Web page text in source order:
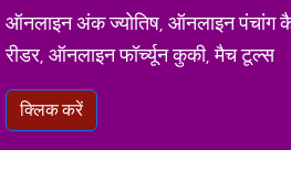
ऑनलाइन अंक ज्योतिष, ऑनलाइन पंचांग
रीडर, ऑनलाइन फॉर्च्यून कुकी, मैच टूल्स
क्लिक करें